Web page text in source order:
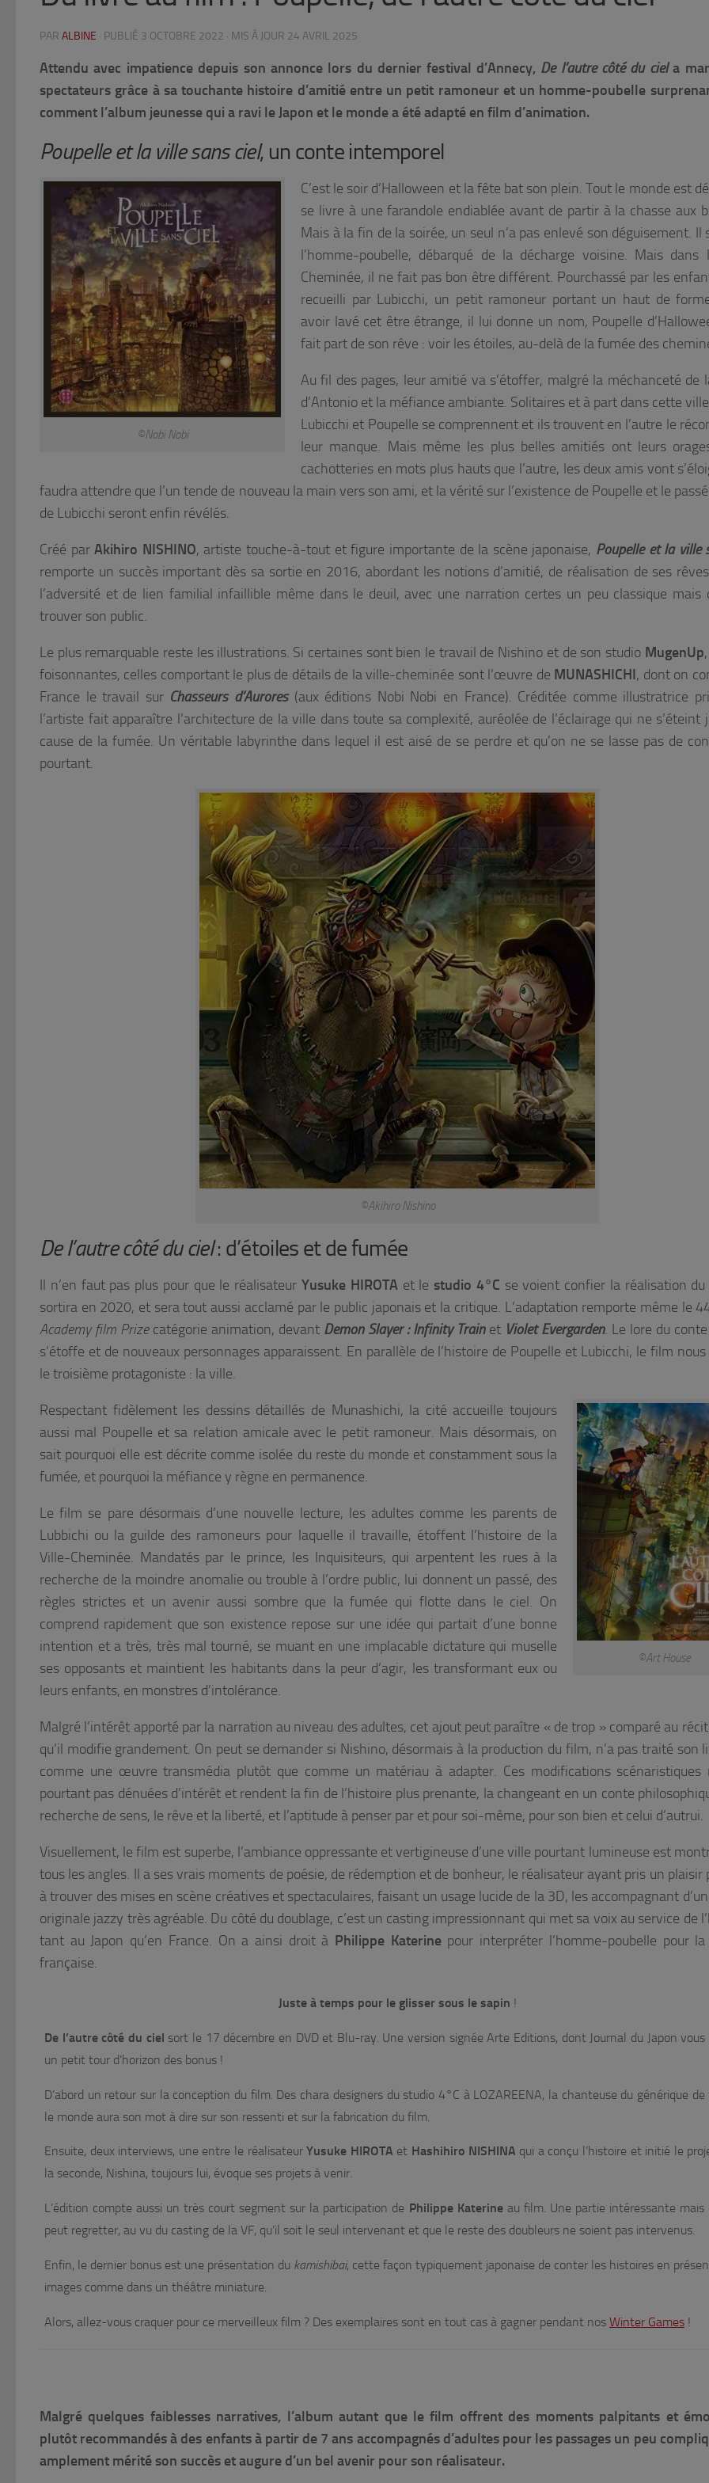
PAR ALBINE · PUBLIÉ 3 OCTOBRE 2022 · MIS À JOUR 24 AVRIL 2025
Attendu avec impatience depuis son annonce lors du dernier festival d’Annecy, De l’autre côté du ciela
spectateurs grâce à sa touchante histoire d’amitié entre un petit ramoneur et un homme-poubelle
comment l’album jeunesse qui a ravi le Japon et le monde a été adapté en film d’animation.
Poupelle et la ville sans ciel, un conte intemporel
©Nobi Nobi
C’est le soir d’Halloween et la fête bat son plein. Tout le monde est
se livre à une farandole endiablée avant de partir à la chasse aux
Mais à la fin de la soirée, un seul n’a pas enlevé son déguisement. Il
l’homme-poubelle, débarqué de la décharge voisine. Mais dans
Cheminée, il ne fait pas bon être différent. Pourchassé par les
recueilli par Lubicchi, un petit ramoneur portant un haut de
avoir lavé cet être étrange, il lui donne un nom, Poupelle
fait part de son rêve : voir les étoiles, au-delà de la fumée des
Au fil des pages, leur amitié va s’étoffer, malgré la méchanceté de
d’Antonio et la méfiance ambiante. Solitaires et à part dans cette
Lubicchi et Poupelle se comprennent et ils trouvent en l’autre le
leur manque. Mais même les plus belles amitiés ont leurs
cachotteries en mots plus hauts que l’autre, les deux amis vont
faudra attendre que l’un tende de nouveau la main vers son ami, et la vérité sur l’existence de Poupelle et le
de Lubicchi seront enfin révélés.
Créé parAkihiro NISHINO, artiste touche-à-tout et figure importante de la scène japonaise, Poupelle et la ville
remporte un succès important dès sa sortie en 2016, abordant les notions d’amitié, de réalisation de ses
l’adversité et de lien familial infaillible même dans le deuil, avec une narration certes un peu classique mais
trouver son public.
Le plus remarquable reste les illustrations. Si certaines sont bien le travail de Nishino et de son studio MugenUp
foisonnantes, celles comportant le plus de détails de la ville-cheminée sont l’œuvre de MUNASHICHI, dont on
France le travail sur Chasseurs d’Aurores(aux éditions Nobi Nobi en France). Créditée comme illustratrice
l’artiste fait apparaître l’architecture de la ville dans toute sa complexité, auréolée de l’éclairage qui ne s’éteint
cause de la fumée. Un véritable labyrinthe dans lequel il est aisé de se perdre et qu’on ne se lasse pas de
pourtant.
©Akihiro Nishino
De l’autre côté du ciel: d’étoiles et de fumée
Il n’en faut pas plus pour que le réalisateur Yusuke HIROTA et le studio 4°C se voient confier la réalisation
sortira en 2020, et sera tout aussi acclamé par le public japonais et la critique. L’adaptation remporte même le
Academy film Prizecatégorie animation, devant Demon Slayer : Infinity Trainet Violet Evergarden. Le lore du
s’étoffe et de nouveaux personnages apparaissent. En parallèle de l’histoire de Poupelle et Lubicchi, le film
le troisième protagoniste : la ville.
©Art House
Respectant fidèlement les dessins détaillés de Munashichi, la cité accueille toujours
aussi mal Poupelle et sa relation amicale avec le petit ramoneur. Mais désormais, on
sait pourquoi elle est décrite comme isolée du reste du monde et constamment sous la
fumée, et pourquoi la méfiance y règne en permanence.
Le film se pare désormais d’une nouvelle lecture, les adultes comme les parents de
Lubbichi ou la guilde des ramoneurs pour laquelle il travaille, étoffent l’histoire de la
Ville-Cheminée. Mandatés par le prince, les Inquisiteurs, qui arpentent les rues à la
recherche de la moindre anomalie ou trouble à l’ordre public, lui donnent un passé, des
règles strictes et un avenir aussi sombre que la fumée qui flotte dans le ciel. On
comprend rapidement que son existence repose sur une idée qui partait d’une bonne
intention et a très, très mal tourné, se muant en une implacable dictature qui muselle
ses opposants et maintient les habitants dans la peur d’agir, les transformant eux ou
leurs enfants, en monstres d’intolérance.
Malgré l’intérêt apporté par la narration au niveau des adultes, cet ajout peut paraître « de trop » comparé au
qu’il modifie grandement. On peut se demander si Nishino, désormais à la production du film, n’a pas traité son
comme une œuvre transmédia plutôt que comme un matériau à adapter. Ces modifications scénaristiques
pourtant pas dénuées d’intérêt et rendent la fin de l’histoire plus prenante, la changeant en un conte
recherche de sens, le rêve et la liberté, et l’aptitude à penser par et pour soi-même, pour son bien et celui d’autrui.
Visuellement, le film est superbe, l’ambiance oppressante et vertigineuse d’une ville pourtant lumineuse est
tous les angles. Il a ses vrais moments de poésie, de rédemption et de bonheur, le réalisateur ayant pris un plaisir
à trouver des mises en scène créatives et spectaculaires, faisant un usage lucide de la 3D, les accompagnant
originale jazzy très agréable. Du côté du doublage, c’est un casting impressionnant qui met sa voix au service de
tant au Japon qu’en France. On a ainsi droit à Philippe Katerinepour interpréter l’homme-poubelle pour la
française.
Juste à temps pour le glisser sous le sapin !
De l’autre côté du ciel sort le 17 décembre en DVD et Blu-ray. Une version signée Arte Editions, dont Journal du Japon vous
un petit tour d’horizon des bonus !
D’abord un retour sur la conception du film. Des chara designers du studio 4°C à LOZAREENA, la chanteuse du générique
le monde aura son mot à dire sur son ressenti et sur la fabrication du film.
Ensuite, deux interviews, une entre le réalisateurYusuke HIROTA et Hashihiro NISHINA qui a conçu l’histoire et initié le
la seconde, Nishina, toujours lui, évoque ses projets à venir.
L’édition compte aussi un très court segment sur la participation de Philippe Katerineau film. Une partie intéressante mais
peut regretter, au vu du casting de la VF, qu’il soit le seul intervenant et que le reste des doubleurs ne soient pas intervenus.
Enfin, le dernier bonus est une présentation du kamishibai, cette façon typiquement japonaise de conter les histoires en
images comme dans un théâtre miniature.
Alors, allez-vous craquer pour ce merveilleux film ? Des exemplaires sont en tout cas à gagner pendant nos Winter Games !
Malgré quelques faiblesses narratives, l’album autant que le film offrent des moments palpitants et
plutôt recommandés à des enfants à partir de 7 ans accompagnés d’adultes pour les passages un peu
amplement mérité son succès et augure d’un bel avenir pour son réalisateur.